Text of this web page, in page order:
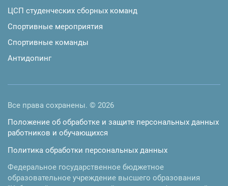
ЦСП студенческих сборных команд
Спортивные мероприятия
Спортивные команды
Антидопинг
Все права сохранены. © 2026
Положение об обработке и защите персональных данных
работников и обучающихся
Политика обработки персональных данных
Федеральное государственное бюджетное
образовательное учреждение высшего образования